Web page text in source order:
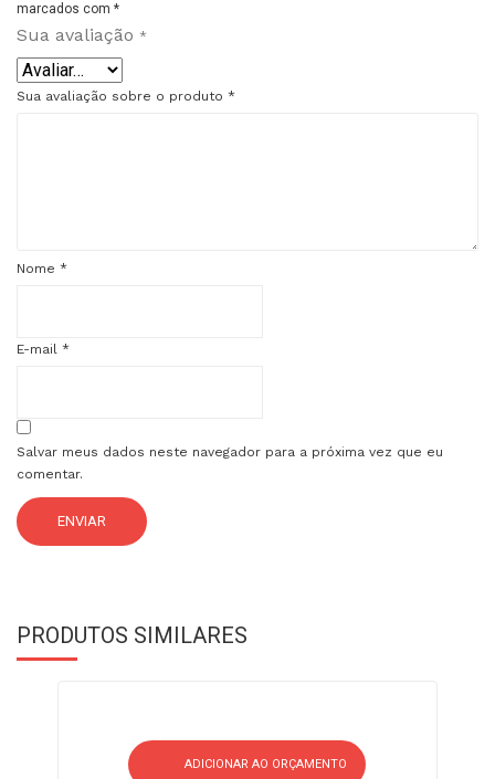
marcados com *
Sua avaliação *
Sua avaliação sobre o produto *
Nome *
E-mail *
Salvar meus dados neste navegador para a próxima vez que eu
comentar.
PRODUTOS SIMILARES
ADICIONAR AO ORÇAMENTO